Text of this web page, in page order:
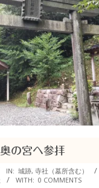
の宮へ参拝
IN: 城跡, 寺社（墓所含む）
WITH: 0 COMMENTS